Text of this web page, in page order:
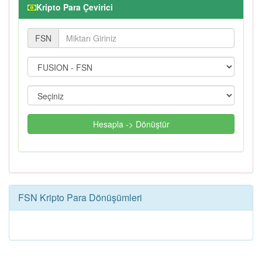
Kripto Para Çevirici
FSN
Hesapla -> Dönüştür
FSN Kripto Para Dönüşümleri